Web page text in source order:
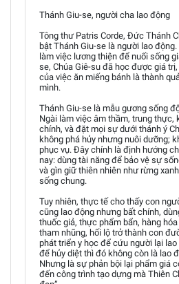
Thánh Giu-se, người cha lao động
Tông thư Patris Corde, Đức Thánh
bật Thánh Giu-se là người lao
làm việc lương thiện để nuối sống
se, Chúa Giê-su đã học được giá
của việc ăn miếng bánh là thành
mình.
Thánh Giu-se là mẫu gương sống
Ngài làm việc âm thầm, trung thực,
chính, và đặt mọi sự dưới thánh ý
không phá hủy nhưng nuôi dưỡng;
phục vụ. Đây chính là định hướng
nay: dùng tài năng để bảo vệ sự
và gìn giữ thiên nhiên như rừng
sống chung.
Tuy nhiên, thực tế cho thấy con
cũng lao động nhưng bất chính,
thuốc giả, thực phẩm bẩn, hàng
tham nhũng, hối lộ trở thành con
phát triển y học để cứu người lại
để hủy diệt thì đó không còn là lao
Nhưng là sự phản bội lại phẩm giá
đến công trình tạo dựng mà Thiên